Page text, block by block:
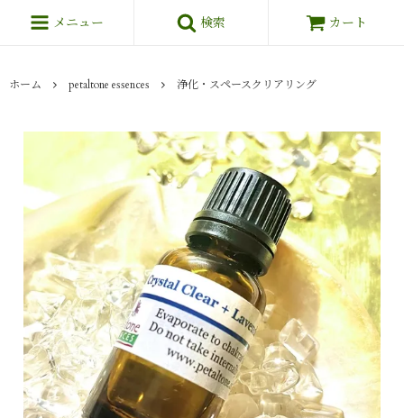
メニュー 検索 カート
ホーム petaltone essences 浄化・スペースクリアリング